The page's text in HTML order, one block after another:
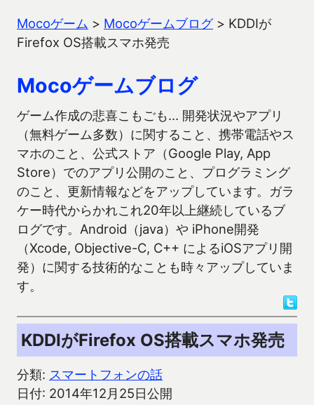
Mocoゲーム > Mocoゲームブログ> KDDIが
Firefox OS搭載スマホ発売
Mocoゲームブログ
ゲーム作成の悲喜こもごも… 開発状況やアプリ
（無料ゲーム多数）に関すること、携帯電話やス
マホのこと、公式ストア（Google Play, App
Store）でのアプリ公開のこと、プログラミング
のこと、更新情報などをアップしています。ガラ
ケー時代からかれこれ20年以上継続しているブ
ログです。Android（java）や iPhone開発
（Xcode, Objective-C, C++ によるiOSアプリ開
発）に関する技術的なことも時々アップしていま
す。
KDDIがFirefox OS搭載スマホ発売
分類: スマートフォンの話
日付: 2014年12月25日公開